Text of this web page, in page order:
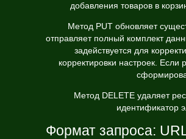
добавления товаров в
Метод PUT обновляет
отправляет полный комплект
задействуется для
корректировки настроек.
Метод DELETE удаляет
идентификатор
Формат запроса: